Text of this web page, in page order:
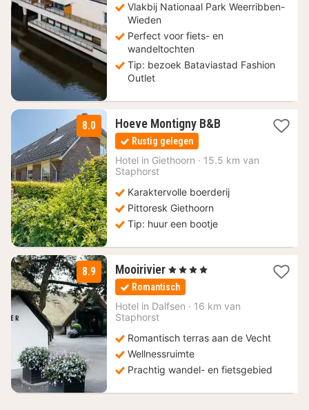
Vlakbij Nationaal Park Weerribben-
Wieden
Perfect voor fiets- en
wandeltochten
Tip: bezoek Bataviastad Fashion
Outlet
8.0 Hoeve Montigny B&B1
89
Rustig gelegen
Hotel in Giethoorn · 15.5 km van
Staphorst
Karaktervolle boerderij
Pittoresk Giethoorn
Tip: huur een bootje
8.9 Mooirivier 1
nacht
vanaf
148,50
, 4 Sterren
Romantisch
Hotel in Dalfsen · 16 km van
Staphorst
Romantisch terras aan de Vecht
Wellnessruimte
Prachtig wandel- en fietsgebied